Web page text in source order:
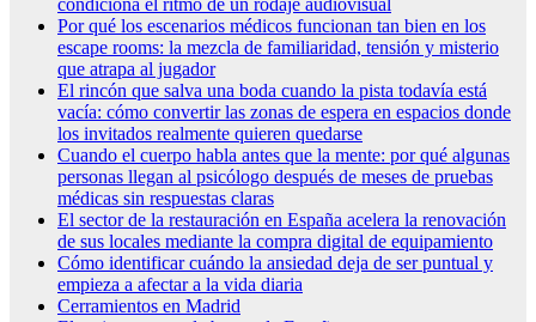
condiciona el ritmo de un rodaje audiovisual
Por qué los escenarios médicos funcionan tan bien en los
escape rooms: la mezcla de familiaridad, tensión y misterio
que atrapa al jugador
El rincón que salva una boda cuando la pista todavía está
vacía: cómo convertir las zonas de espera en espacios donde
los invitados realmente quieren quedarse
Cuando el cuerpo habla antes que la mente: por qué algunas
personas llegan al psicólogo después de meses de pruebas
médicas sin respuestas claras
El sector de la restauración en España acelera la renovación
de sus locales mediante la compra digital de equipamiento
Cómo identificar cuándo la ansiedad deja de ser puntual y
empieza a afectar a la vida diaria
Cerramientos en Madrid